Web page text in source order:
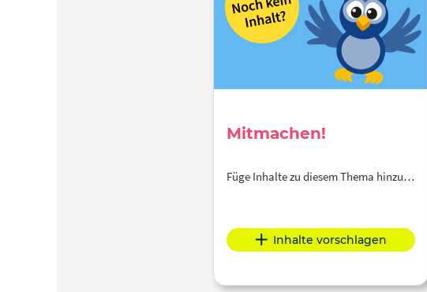
Mitmachen!
Füge Inhalte zu diesem Thema hinzu…
Inhalte vorschlagen